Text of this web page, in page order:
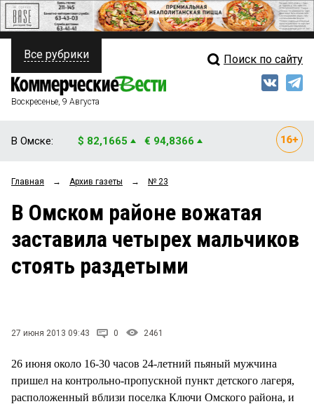
ПОЛИТИКА
ФИНАНСЫ
ОБЩЕСТВО
ЗАКОН
Свежий выпуск
Рейтинги
Блоги
Архив
Все рубрики Поиск по сайту
Воскресенье, 9 Августа
В Омске: $ 82,1665 € 94,8366
Главная → Архив газеты → № 23
В Омском районе вожатая
заставила четырех мальчиков
стоять раздетыми
27 июня 2013 09:43 0 2461
26 июня около 16-30 часов 24-летний пьяный мужчина
пришел на контрольно-пропускной пункт детского лагеря,
расположенный вблизи поселка Ключи Омского района, и